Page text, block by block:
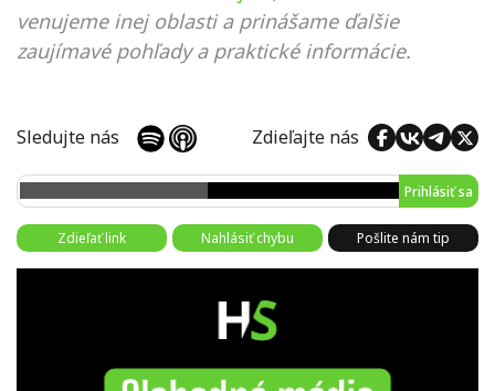
venujeme inej oblasti a prinášame ďalšie
zaujímavé pohľady a praktické informácie.
Sledujte nás Zdieľajte nás
Prihlásiť sa
Zdieľať link Nahlásiť chybu Pošlite nám tip